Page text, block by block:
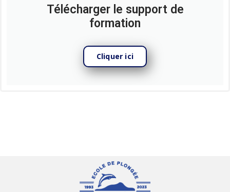
Télécharger le support de
formation
Cliquer ici